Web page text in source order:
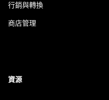
行銷與轉換
商店管理
資源